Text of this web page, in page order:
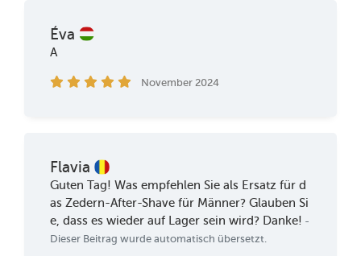
Éva
A
November 2024
Flavia
Guten Tag! Was empfehlen Sie als Ersatz für d
as Zedern-After-Shave für Männer? Glauben Si
e, dass es wieder auf Lager sein wird? Danke! -
Dieser Beitrag wurde automatisch übersetzt.